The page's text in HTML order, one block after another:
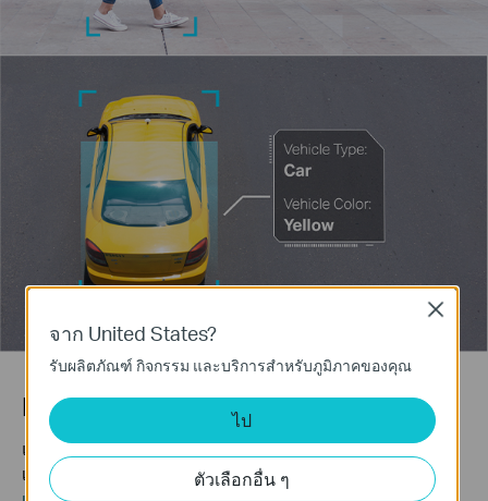
Human & Vehicle Classification
แยกแยะบุคคลและยานพาหนะออกจากวัตถุอื่น เพื่อการแจ้ง
เตือนที่แม่นยำยิ่งขึ้น
จาก United States?
รับผลิตภัณฑ์ กิจกรรม และบริการสำหรับภูมิภาคของคุณ
ไป
ตัวเลือกอื่น ๆ
Close